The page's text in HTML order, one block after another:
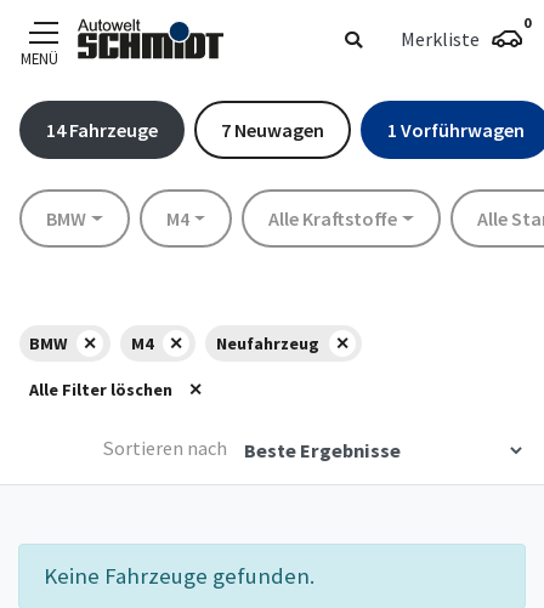
MENÜ
Merkliste
0
14Fahrzeuge 7 Neuwagen 1 Vorführwagen
MarkeBMW Modell
M4 Kraftstoff
Alle Kraftstoffe Standort
Alle
BMW M4 Neufahrzeug
Alle Filter löschen
Sortieren nach
Keine Fahrzeuge gefunden.